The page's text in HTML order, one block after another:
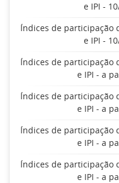
e IPI -
Índices de participação
e IPI -
Índices de participação
e IPI - a
Índices de participação
e IPI - a
Índices de participação
e IPI - a
Índices de participação
e IPI - a